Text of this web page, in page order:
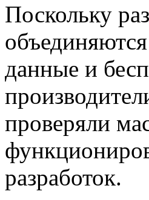
Поскольку
данные и
проверяли
разработок.